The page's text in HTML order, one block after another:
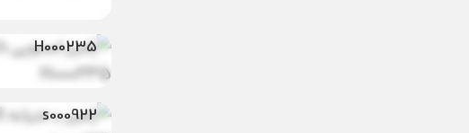
H000235
رامپر دخترانه
s000922